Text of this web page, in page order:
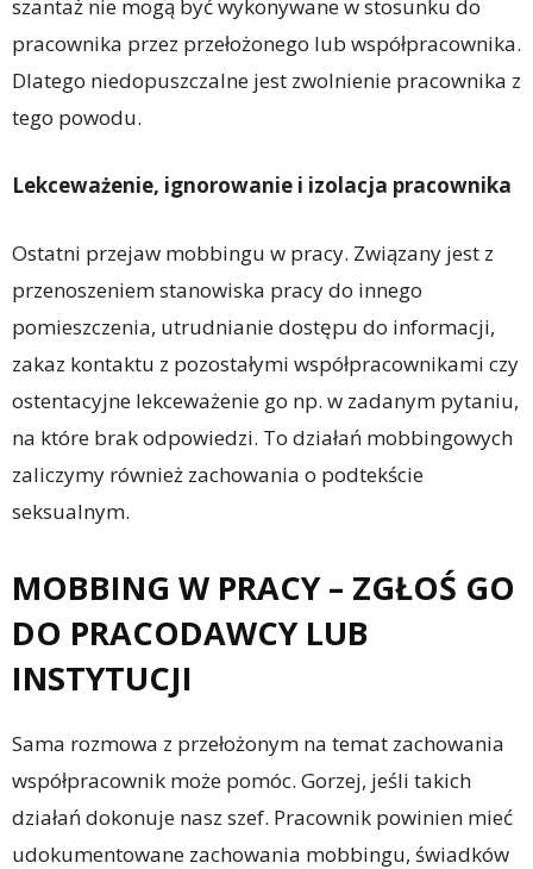
szantaż nie mogą być wykonywane w stosunku do
pracownika przez przełożonego lub współpracownika.
Dlatego niedopuszczalne jest zwolnienie pracownika z
tego powodu.
Lekceważenie, ignorowanie i izolacja pracownika
Ostatni przejaw mobbingu w pracy. Związany jest z
przenoszeniem stanowiska pracy do innego
pomieszczenia, utrudnianie dostępu do informacji,
zakaz kontaktu z pozostałymi współpracownikami czy
ostentacyjne lekceważenie go np. w zadanym pytaniu,
na które brak odpowiedzi. To działań mobbingowych
zaliczymy również zachowania o podtekście
seksualnym.
MOBBING W PRACY – ZGŁOŚ GO
DO PRACODAWCY LUB
INSTYTUCJI
Sama rozmowa z przełożonym na temat zachowania
współpracownik może pomóc. Gorzej, jeśli takich
działań dokonuje nasz szef. Pracownik powinien mieć
udokumentowane zachowania mobbingu, świadków